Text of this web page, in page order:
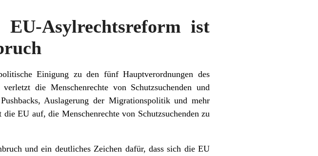
Asylrechtsreform ist
Einigung zu den fünf Hauptverordnungen des
die Menschenrechte von Schutzsuchenden und
Auslagerung der Migrationspolitik und mehr
EU auf, die Menschenrechte von Schutzsuchenden zu
und ein deutliches Zeichen dafür, dass sich die EU